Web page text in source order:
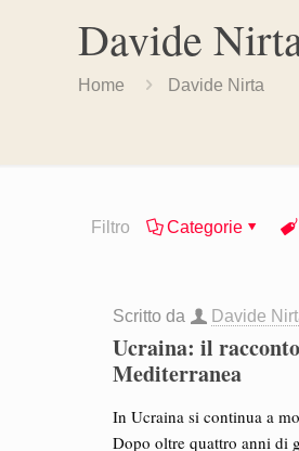
Davide
Home Davide Nirta
Filtro Categorie
Scritto da Davide
Ucraina: il
Mediterranea
In Ucraina si continua a
Dopo oltre quattro anni di